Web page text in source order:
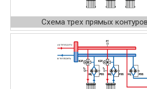
Схема трех прямых